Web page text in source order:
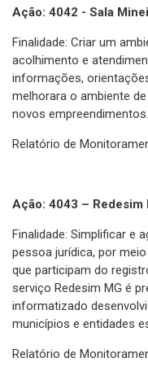
Ação: 4042 - Sala
Finalidade: Criar um
acolhimento e
informações,
melhorara o ambiente
novos empreendimentos.
Relatório de
Ação: 4043 – Redesim
Finalidade: Simplificar e
pessoa jurídica, por
que participam do
serviço Redesim MG é
informatizado
municípios e entidades
Relatório de